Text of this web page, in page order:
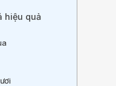
hiệu quả